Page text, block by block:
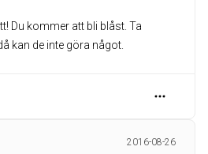
Du kommer att bli blåst. Ta
2016-08-26